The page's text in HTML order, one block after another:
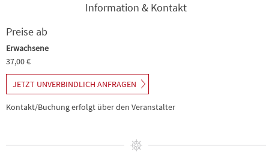
Information & Kontakt
Preise ab
Erwachsene
37,00 €
JETZT UNVERBINDLICH ANFRAGEN
Kontakt/Buchung erfolgt über den Veranstalter